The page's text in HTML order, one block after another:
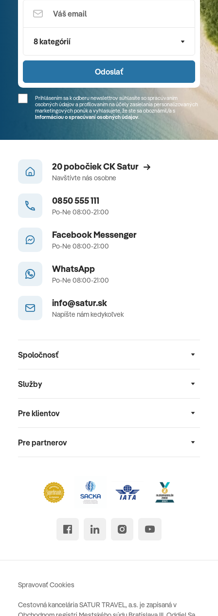
8 kategórií
Odoslať
Prihlásením sa k odberu newslettrov súhlasíte so spracúvaním
osobných údajov a profilovaním na účely zasielania personalizovaných
marketingových ponúk a vyhlasujete, že ste sa oboznámil/a s
Informáciou o spracúvaní osobných údajov.
20 pobočiek CK Satur
Navštívte nás osobne
0850 555 111
Po-Ne 08:00-21:00
Facebook Messenger
Po-Ne 08:00-21:00
WhatsApp
Po-Ne 08:00-21:00
info@satur.sk
Napíšte nám kedykoľvek
Spoločnosť
Služby
Pre klientov
Pre partnerov
Cestovná kancelária SATUR TRAVEL, a.s. je zapísaná v
Spravovať Cookies